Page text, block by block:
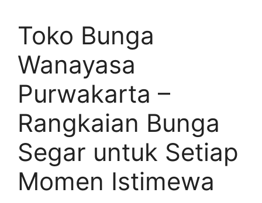
Toko Bunga
Wanayasa
Purwakarta –
Rangkaian Bunga
Segar untuk Setiap
Momen Istimewa